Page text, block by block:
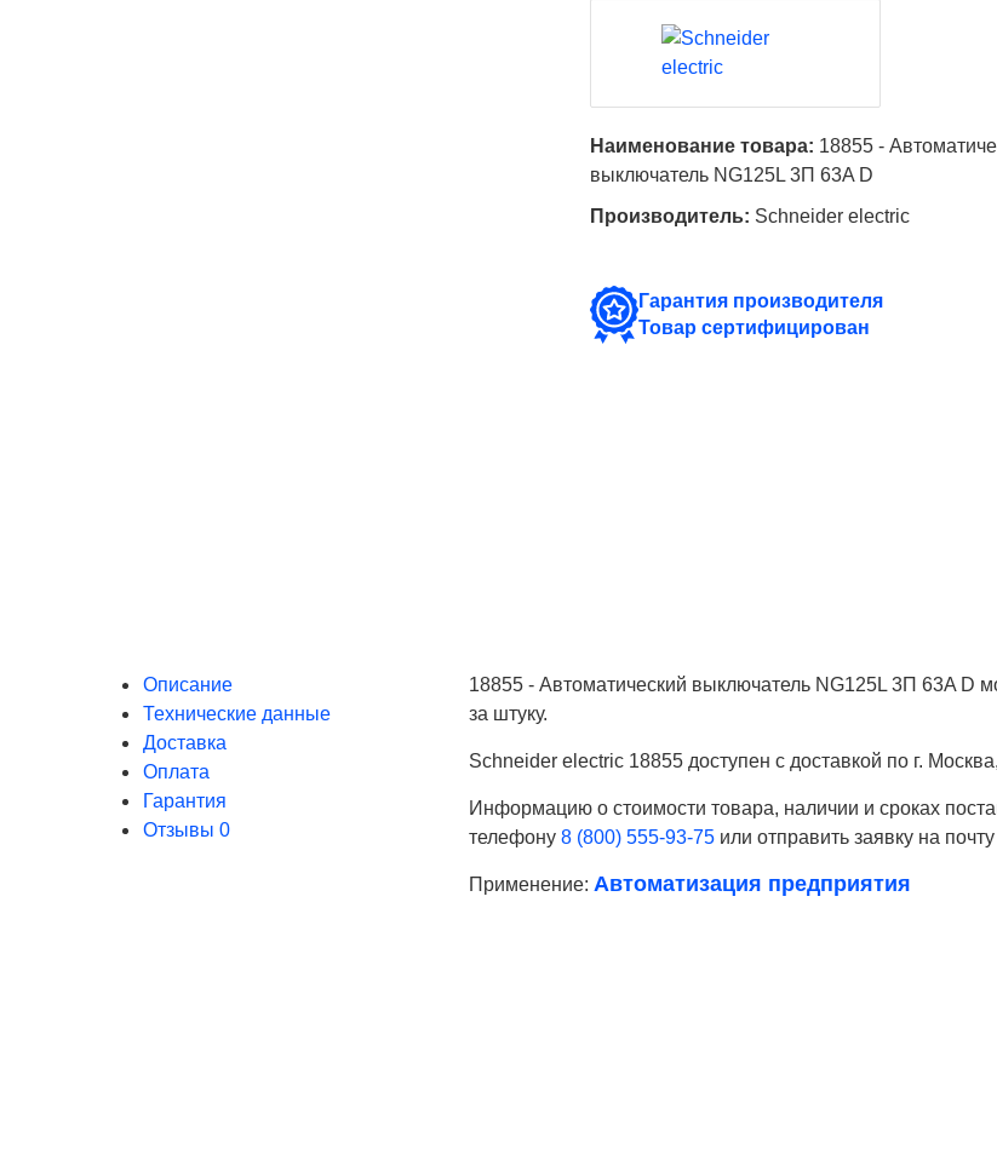
Наименование товара: 18855 -
выключатель NG125L 3П 63A D
Производитель: Schneider electric
Гарантия производителя
Товар сертифицирован
Описание
Технические данные
Доставка
Оплата
Гарантия
Отзывы 0
18855 - Автоматический выключатель NG125L 3П 63A
за штуку.
Schneider electric 18855 доступен с доставкой по г.
Информацию о стоимости товара, наличии и сроках
телефону 8 (800) 555-93-75 или отправить заявку на почту
Применение: Автоматизация предприятия
Ваше имя